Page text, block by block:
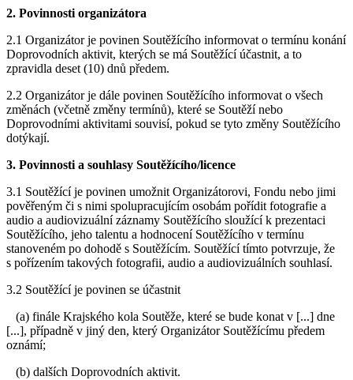
2. Povinnosti organizátora
2.1 Organizátor je povinen Soutěžícího informovat o termínu konání
Doprovodních aktivit, kterých se má Soutěžící účastnit, a to
zpravidla deset (10) dnů předem.
2.2 Organizátor je dále povinen Soutěžícího informovat o všech
změnách (včetně změny termínů), které se Soutěží nebo
Doprovodními aktivitami souvisí, pokud se tyto změny Soutěžícího
dotýkají.
3. Povinnosti a souhlasy Soutěžícího/licence
3.1 Soutěžící je povinen umožnit Organizátorovi, Fondu nebo jimi
pověřeným či s nimi spolupracujícím osobám pořídit fotografie a
audio a audiovizuální záznamy Soutěžícího sloužící k prezentaci
Soutěžícího, jeho talentu a hodnocení Soutěžícího v termínu
stanoveném po dohodě s Soutěžícím. Soutěžící tímto potvrzuje, že
s pořízením takových fotografii, audio a audiovizuálních souhlasí.
3.2 Soutěžící je povinen se účastnit
(a) finále Krajského kola Soutěže, které se bude konat v [...] dne
[...], případně v jiný den, který Organizátor Soutěžícímu předem
oznámí;
(b) dalších Doprovodních aktivit.